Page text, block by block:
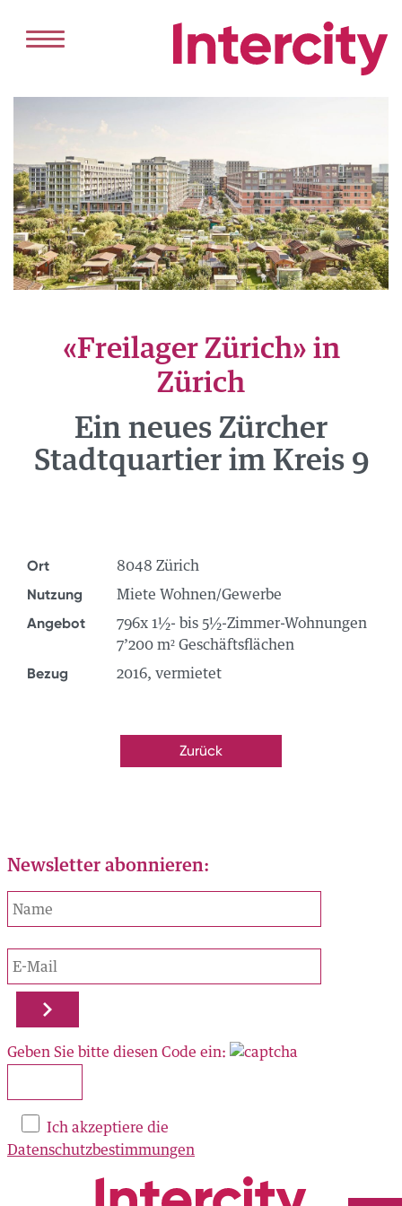
DIENSTLEISTUNGEN
VERKAUF
VERMIETUNG
PROJEKTENTWICKLUNG
ANGEBOT
KAUFEN
MIETEN
REFERENZEN
NEWS
ÜBER UNS
GRUPPE
JOBS
finden:
«Freilager Zürich» in
Zürich
Ein neues Zürcher
Stadtquartier im Kreis 9
Ort 8048 Zürich
Nutzung Miete Wohnen/Gewerbe
Angebot
796x 1½- bis 5½-Zimmer-Wohnungen
7’200 m² Geschäftsflächen
Bezug 2016, vermietet
Zurück
Newsletter abonnieren:
Geben Sie bitte diesen Code ein:
Ich akzeptiere die
Datenschutzbestimmungen